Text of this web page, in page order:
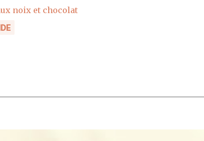
noix et chocolat